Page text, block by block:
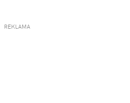
REKLAMA